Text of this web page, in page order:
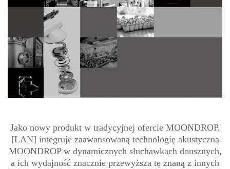
Jako nowy produkt w tradycyjnej ofercie MOONDROP,
[LAN] integruje zaawansowaną technologię akustyczną
MOONDROP w dynamicznych słuchawkach dousznych,
a ich wydajność znacznie przewyższa tę znaną z innych